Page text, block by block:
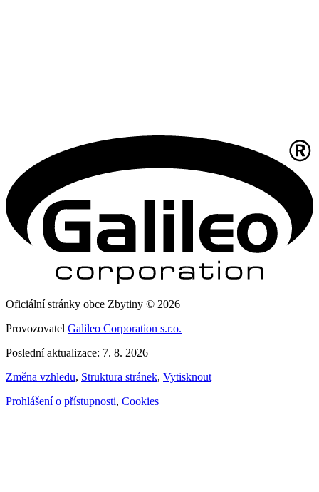
Oficiální stránky obce Zbytiny © 2026
Provozovatel Galileo Corporation s.r.o.
Poslední aktualizace: 7. 8. 2026
Změna vzhledu, Struktura stránek, Vytisknout
Prohlášení o přístupnosti, Cookies